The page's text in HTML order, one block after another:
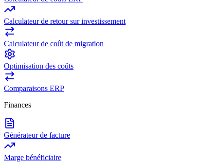
Calculateur de retour sur investissement
Calculateur de coût de migration
Optimisation des coûts
Comparaisons ERP
Finances
Générateur de facture
Marge bénéficiaire